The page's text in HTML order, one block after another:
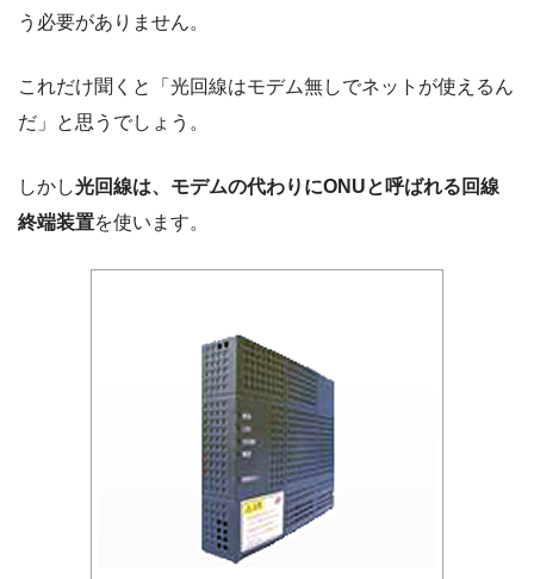
う必要がありません。
これだけ聞くと「光回線はモデム無しでネットが使えるん
だ」と思うでしょう。
しかし光回線は、モデムの代わりにONUと呼ばれる回線
終端装置を使います。